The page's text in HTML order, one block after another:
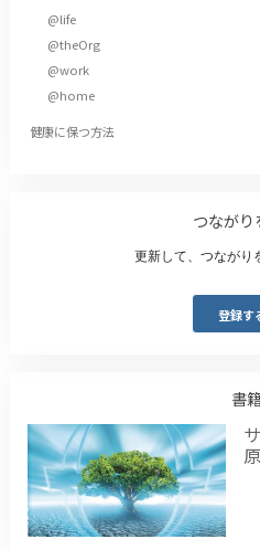
@life
@theOrg
@work
@home
健康に保つ方法
つながり
更新して、つながり
登録す
書